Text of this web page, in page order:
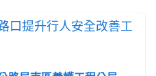
口提升行人安全改善工